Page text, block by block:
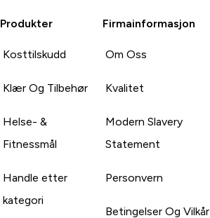
Produkter
Kosttilskudd
Klær Og Tilbehør
Helse- &
Fitnessmål
Handle etter
kategori
Firmainformasjon
Om Oss
Kvalitet
Modern Slavery
Statement
Personvern
Betingelser Og Vilkår